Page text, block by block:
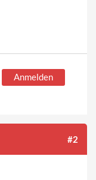
Anmelden
#2